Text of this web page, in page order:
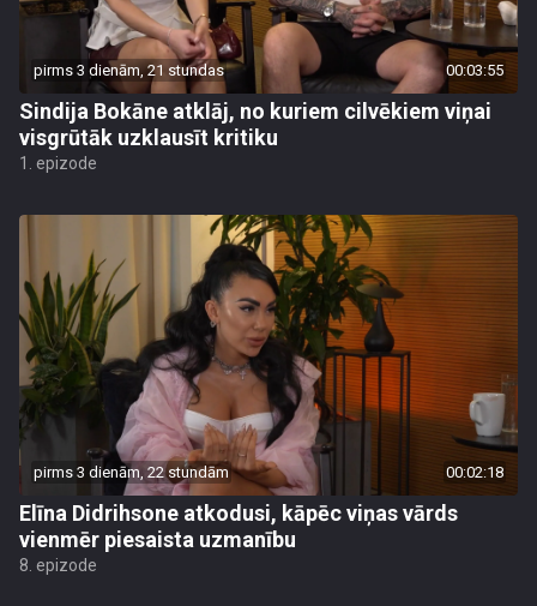
pirms 3 dienām, 21 stundas 00:03:55
Sindija Bokāne atklāj, no kuriem cilvēkiem viņai
visgrūtāk uzklausīt kritiku
1. epizode
pirms 3 dienām, 22 stundām 00:02:18
Elīna Didrihsone atkodusi, kāpēc viņas vārds
vienmēr piesaista uzmanību
8. epizode